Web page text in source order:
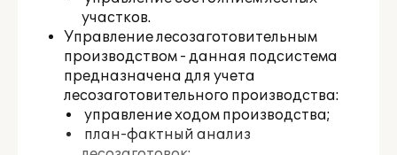
участков.
Управление лесозаготовительным
производством - данная подсистема
предназначена для учета
лесозаготовительного производства:
­ управление ходом производства;
­ план-фактный анализ